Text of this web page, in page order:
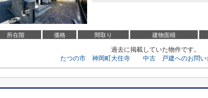
所在階 価格 間取り 建物面積
過去に掲載していた物件です。
たつの市 神岡町大住寺 中古 戸建へのお問い